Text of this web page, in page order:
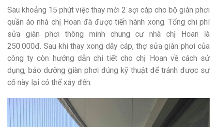
Sau khoảng 15 phút việc thay mới 2 sợi cáp cho bộ giàn phơi
quần áo nhà chị Hoan đã được tiến hành xong. Tổng chi phí
sửa giàn phơi thông minh chung cư nhà chị Hoan là
250.000đ. Sau khi thay xong dây cáp, thợ sửa giàn phơi của
công ty còn hướng dẫn chi tiết cho chị Hoan về cách sử
dụng, bảo dưỡng giàn phơi đúng kỹ thuật để tránh được sự
cố này lại có thể xảy đến.